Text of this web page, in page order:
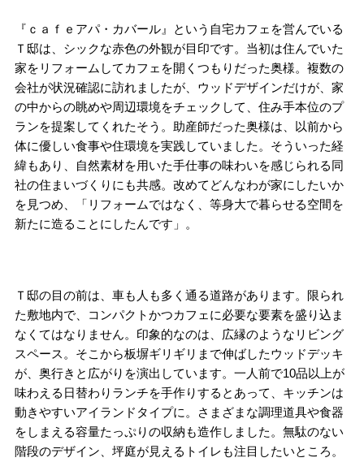
『ｃａｆｅアパ・カバール』という自宅カフェを営んでいる
Ｔ邸は、シックな赤色の外観が目印です。当初は住んでいた
家をリフォームしてカフェを開くつもりだった奥様。複数の
会社が状況確認に訪れましたが、ウッドデザインだけが、家
の中からの眺めや周辺環境をチェックして、住み手本位のプ
ランを提案してくれたそう。助産師だった奥様は、以前から
体に優しい食事や住環境を実践していました。そういった経
緯もあり、自然素材を用いた手仕事の味わいを感じられる同
社の住まいづくりにも共感。改めてどんなわが家にしたいか
を見つめ、「リフォームではなく、等身大で暮らせる空間を
新たに造ることにしたんです」。
Ｔ邸の目の前は、車も人も多く通る道路があります。限られ
た敷地内で、コンパクトかつカフェに必要な要素を盛り込ま
なくてはなりません。印象的なのは、広縁のようなリビング
スペース。そこから板塀ギリギリまで伸ばしたウッドデッキ
が、奥行きと広がりを演出しています。一人前で10品以上が
味わえる日替わりランチを手作りするとあって、キッチンは
動きやすいアイランドタイプに。さまざまな調理道具や食器
をしまえる容量たっぷりの収納も造作しました。無駄のない
階段のデザイン、坪庭が見えるトイレも注目したいところ。